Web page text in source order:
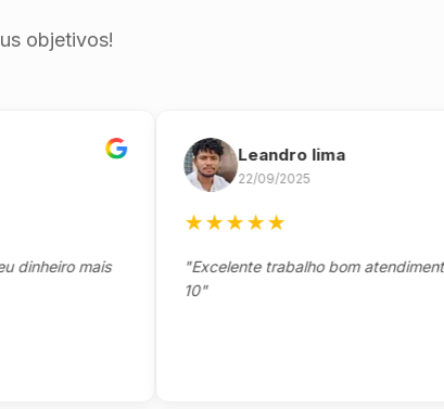
objetivos!
mais
Leandro lima
22/09/2025
★★★
"Excelente trabalho bom atendimento